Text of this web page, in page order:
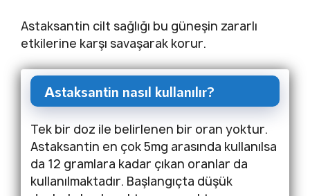
Astaksantin cilt sağlığı bu güneşin zararlı
etkilerine karşı savaşarak korur.
Astaksantin nasıl kullanılır?
Tek bir doz ile belirlenen bir oran yoktur.
Astaksantin en çok 5mg arasında kullanılsa
da 12 gramlara kadar çıkan oranlar da
kullanılmaktadır. Başlangıçta düşük